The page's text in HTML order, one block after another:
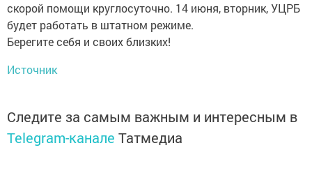
скорой помощи круглосуточно. 14 июня, вторник, УЦРБ
будет работать в штатном режиме.
Берегите себя и своих близких!
Источник
Следите за самым важным и интересным в
Telegram-канале Татмедиа